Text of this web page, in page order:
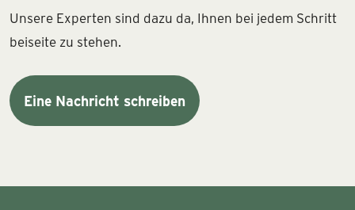
Unsere Experten sind dazu da, Ihnen bei jedem Schritt
beiseite zu stehen.
Eine Nachricht schreiben